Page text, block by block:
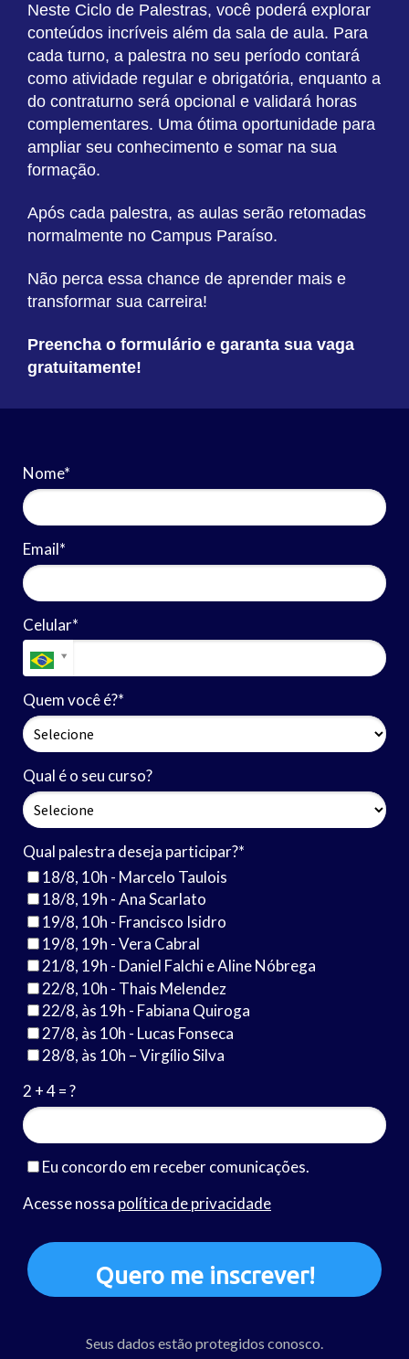
Neste Ciclo de Palestras, você poderá explorar
conteúdos incríveis além da sala de aula. Para
cada turno, a palestra no seu período contará
como atividade regular e obrigatória, enquanto a
do contraturno será opcional e validará horas
complementares. Uma ótima oportunidade para
ampliar seu conhecimento e somar na sua
formação.
Após cada palestra, as aulas serão retomadas
normalmente no Campus Paraíso.
Não perca essa chance de aprender mais e
transformar sua carreira!
Preencha o formulário e garanta sua vaga
gratuitamente!
Nome*
Email*
Celular*
Quem você é?*
Qual é o seu curso?
Qual palestra deseja participar?*
18/8, 10h - Marcelo Taulois
18/8, 19h - Ana Scarlato
19/8, 10h - Francisco Isidro
19/8, 19h - Vera Cabral
21/8, 19h - Daniel Falchi e Aline Nóbrega
22/8, 10h - Thais Melendez
22/8, às 19h - Fabiana Quiroga
27/8, às 10h - Lucas Fonseca
28/8, às 10h – Virgílio Silva
2 + 4 = ?
Eu concordo em receber comunicações.
Acesse nossa política de privacidade
Quero me inscrever!
Seus dados estão protegidos conosco.